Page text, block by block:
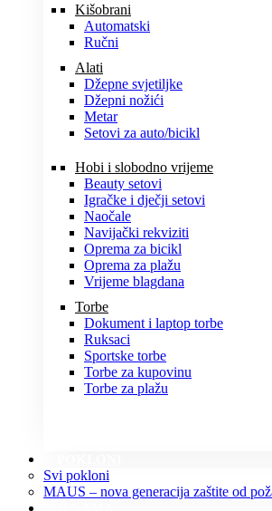
Kišobrani
Automatski
Ručni
Alati
Džepne svjetiljke
Džepni nožići
Metar
Setovi za auto/bicikl
Hobi i slobodno vrijeme
Beauty setovi
Igračke i dječji setovi
Naočale
Navijački rekviziti
Oprema za bicikl
Oprema za plažu
Vrijeme blagdana
Torbe
Dokument i laptop torbe
Ruksaci
Sportske torbe
Torbe za kupovinu
Torbe za plažu
Svi pokloni
MAUS – nova generacija zaštite od